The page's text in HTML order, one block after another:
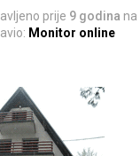
prije 9 godina na
Monitor online